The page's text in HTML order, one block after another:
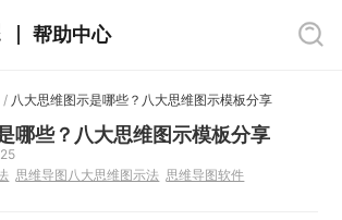
帮助中心
/ 八大思维图示是哪些？八大思维图示模板分享
哪些？八大思维图示模板分享
思维导图八大思维图示法 思维导图软件